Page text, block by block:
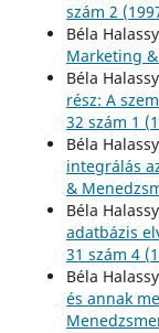
szám 2
Béla
Marketing
Béla
rész: A
32 szám 1
Béla
integrálás
&
Béla
adatbázis
31 szám 4
Béla
és annak